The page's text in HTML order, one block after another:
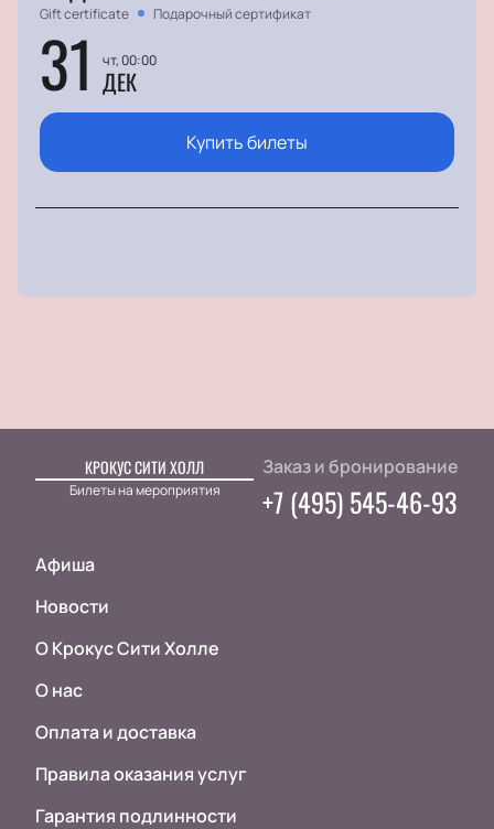
Gift certificate Подарочный сертификат
31 чт, 00:00
ДЕК
Купить билеты
КРОКУС СИТИ ХОЛЛ
Билеты на мероприятия
Афиша
Новости
О Крокус Сити Холле
О нас
Оплата и доставка
Правила оказания услуг
Гарантия подлинности
Заказ и бронирование
+7 (495) 545-46-93